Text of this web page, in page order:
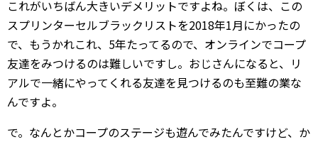
これがいちばん大きいデメリットですよね。ぼくは、この
スプリンターセルブラックリストを2018年1月にかったの
で、もうかれこれ、5年たってるので、オンラインでコープ
友達をみつけるのは難しいですし。おじさんになると、リ
アルで一緒にやってくれる友達を見つけるのも至難の業な
んですよ。
で。なんとかコープのステージも遊んでみたんですけど、か